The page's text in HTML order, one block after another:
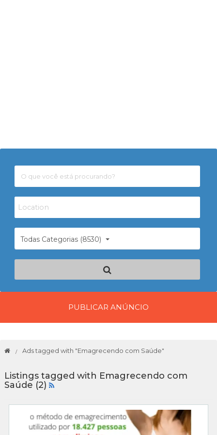
Todas Categorias (8530)
PUBLICAR ANÚNCIO
Ads tagged with "Emagrecendo com Saúde"
Listings tagged with Emagrecendo com
Saúde (2)